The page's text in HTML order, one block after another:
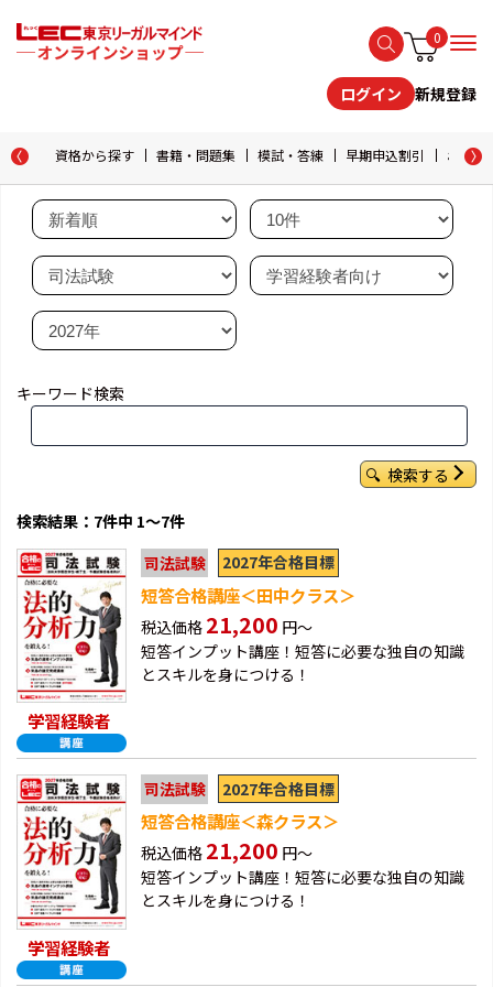
0
ログイン 新規登録
資格から探す 書籍・問題集 模試・答練 早期申込割引 おため
キーワード検索
検索する
検索結果：7件中 1～7件
学習経験者
司法試験 2027年合格目標
短答合格講座＜田中クラス＞
税込価格 21,200 円～
短答インプット講座！短答に必要な独自の知識
とスキルを身につける！
学習経験者
司法試験 2027年合格目標
短答合格講座＜森クラス＞
税込価格 21,200 円～
短答インプット講座！短答に必要な独自の知識
とスキルを身につける！